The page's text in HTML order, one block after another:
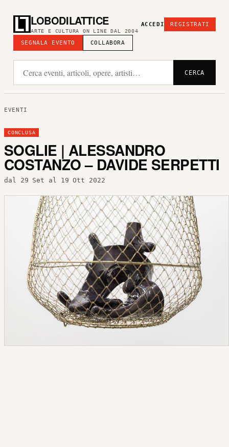
LOBODILATTICE
ARTE E CULTURA ON LINE DAL 2004
SEGNALA EVENTO COLLABORA
ACCEDI REGISTRATI
CERCA
EVENTI
CONCLUSA
SOGLIE | ALESSANDRO
COSTANZO – DAVIDE SERPETTI
dal 29 Set al 19 Ott 2022